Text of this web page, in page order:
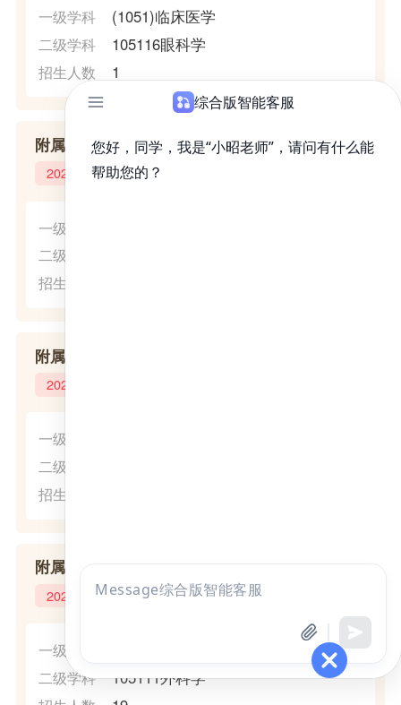
一级学科 (1051)临床医学
二级学科 105116眼科学
招生人数 1
附属北京同仁医院
2025年
一级学科
二级学科
招生人数
附属北京朝阳医院
2025年
一级学科
二级学科
招生人数
附属北京朝阳医院
2025年
一级学科
二级学科 105111外科学
点击
全部考试 免费试听